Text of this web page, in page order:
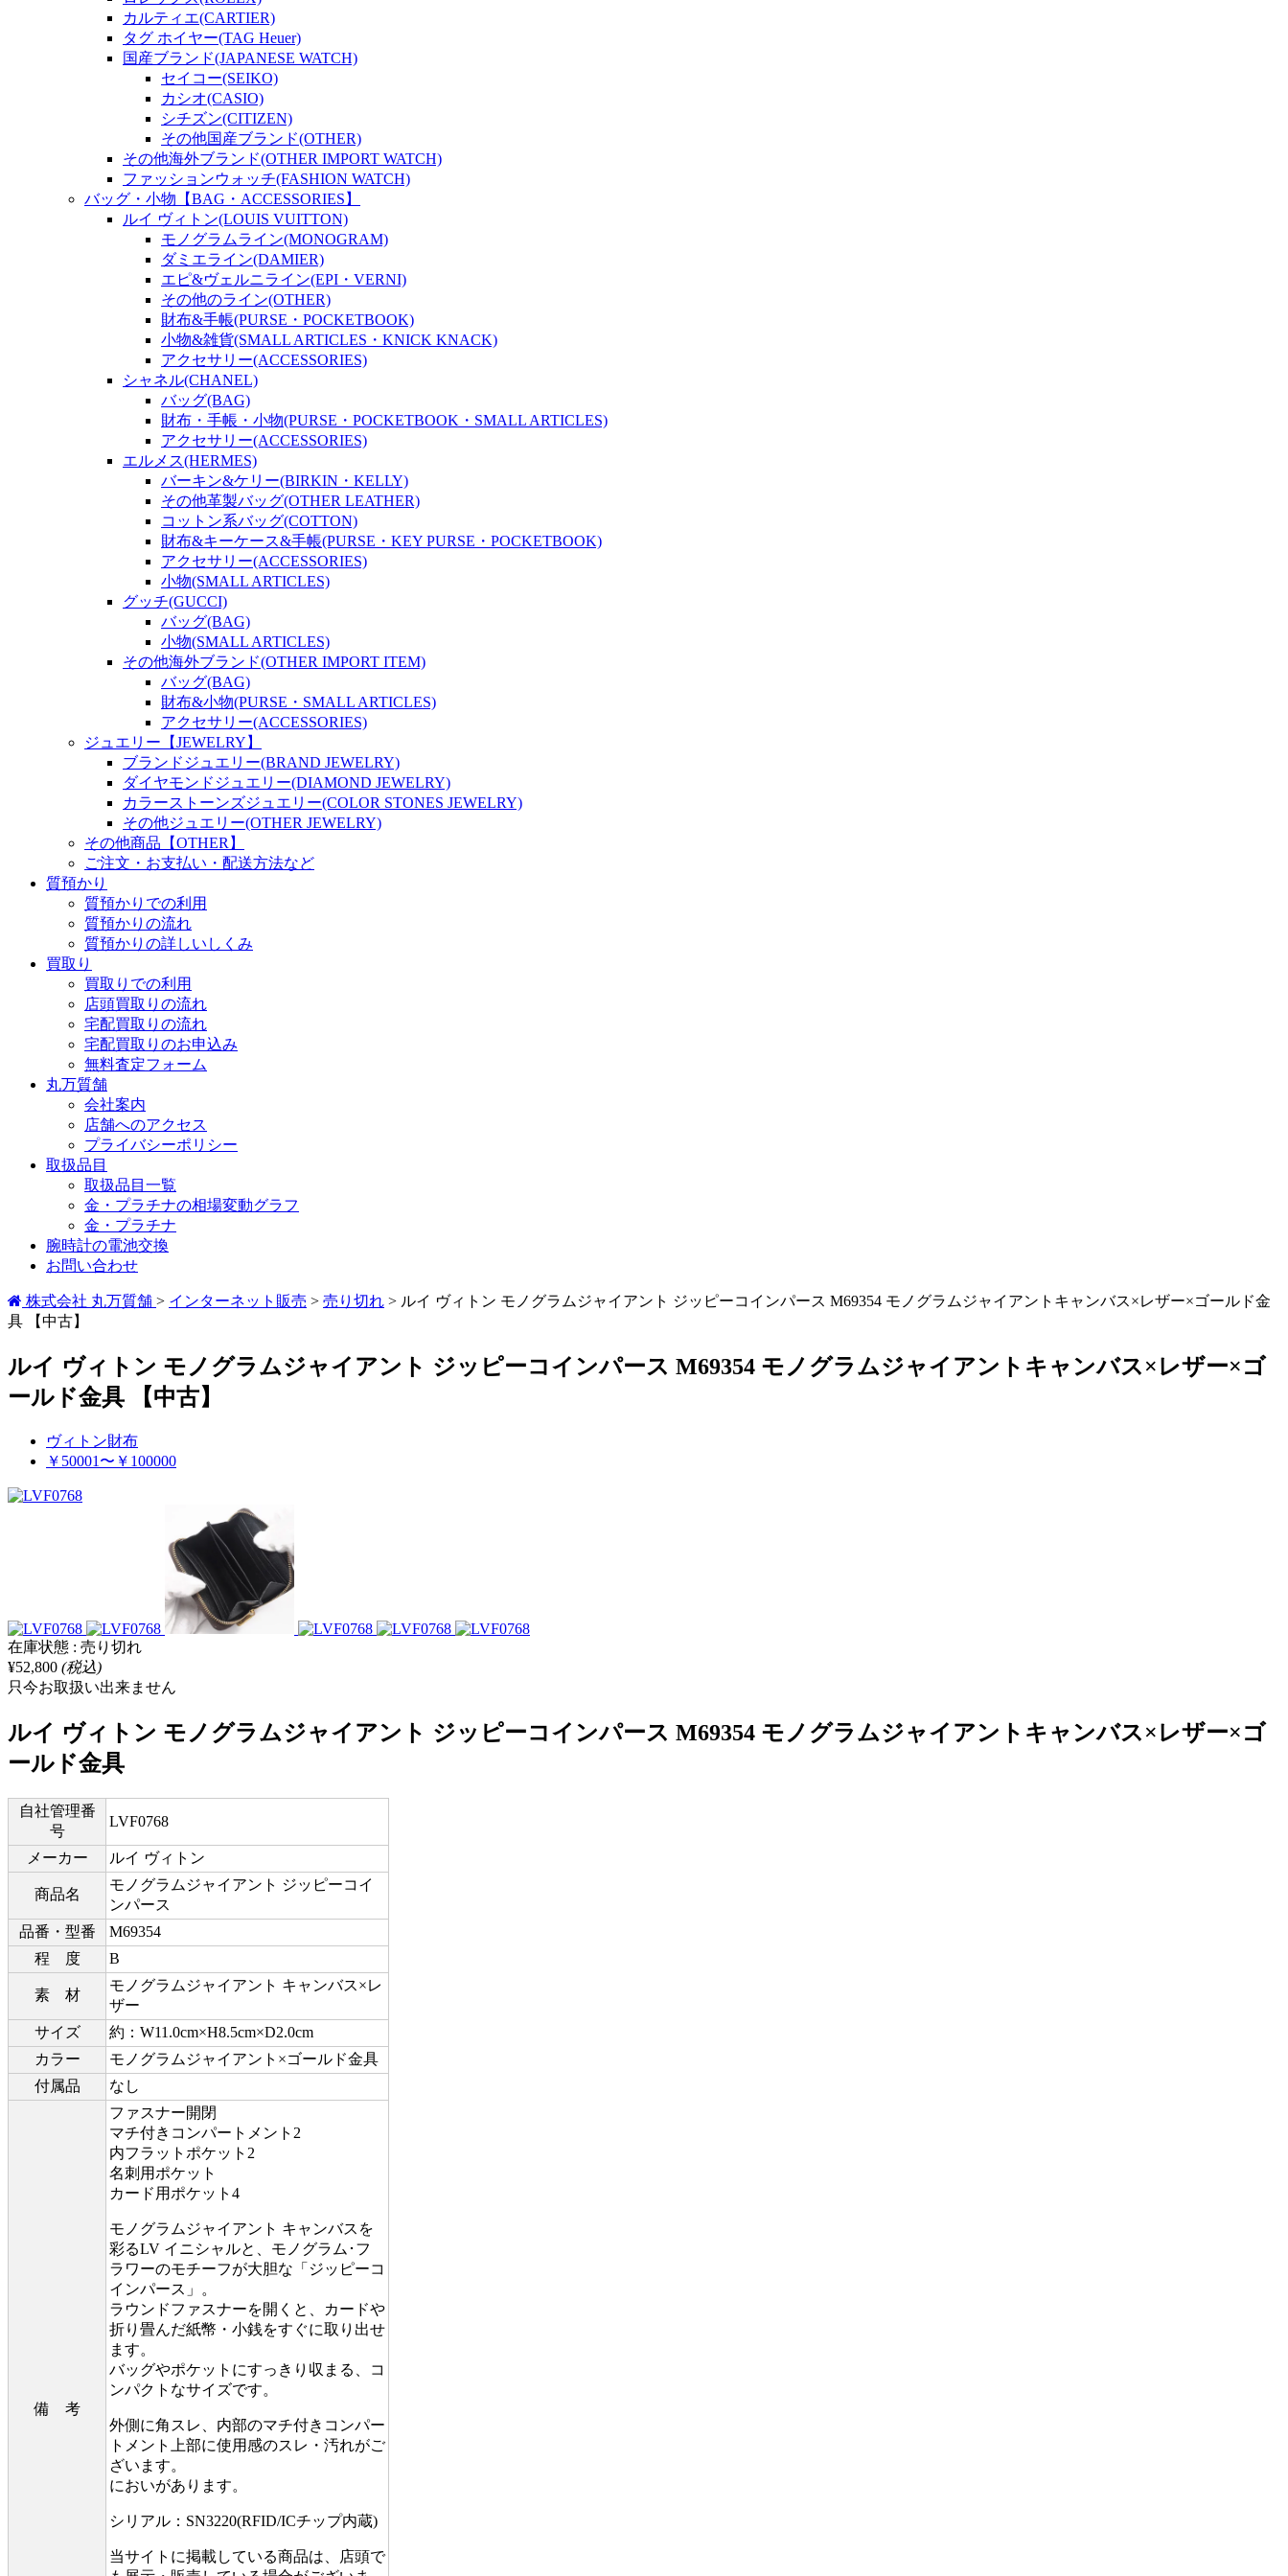
カルティエ(CARTIER)
タグ ホイヤー(TAG Heuer)
国産ブランド(JAPANESE WATCH)
セイコー(SEIKO)
カシオ(CASIO)
シチズン(CITIZEN)
その他国産ブランド(OTHER)
その他海外ブランド(OTHER IMPORT WATCH)
ファッションウォッチ(FASHION WATCH)
バッグ・小物【BAG・ACCESSORIES】
ルイ ヴィトン(LOUIS VUITTON)
モノグラムライン(MONOGRAM)
ダミエライン(DAMIER)
エピ&ヴェルニライン(EPI・VERNI)
その他のライン(OTHER)
財布&手帳(PURSE・POCKETBOOK)
小物&雑貨(SMALL ARTICLES・KNICK KNACK)
アクセサリー(ACCESSORIES)
シャネル(CHANEL)
バッグ(BAG)
財布・手帳・小物(PURSE・POCKETBOOK・SMALL ARTICLES)
アクセサリー(ACCESSORIES)
エルメス(HERMES)
バーキン&ケリー(BIRKIN・KELLY)
その他革製バッグ(OTHER LEATHER)
コットン系バッグ(COTTON)
財布&キーケース&手帳(PURSE・KEY PURSE・POCKETBOOK)
アクセサリー(ACCESSORIES)
小物(SMALL ARTICLES)
グッチ(GUCCI)
バッグ(BAG)
小物(SMALL ARTICLES)
その他海外ブランド(OTHER IMPORT ITEM)
バッグ(BAG)
財布&小物(PURSE・SMALL ARTICLES)
アクセサリー(ACCESSORIES)
ジュエリー【JEWELRY】
ブランドジュエリー(BRAND JEWELRY)
ダイヤモンドジュエリー(DIAMOND JEWELRY)
カラーストーンズジュエリー(COLOR STONES JEWELRY)
その他ジュエリー(OTHER JEWELRY)
その他商品【OTHER】
ご注文・お支払い・配送方法など
質預かり
質預かりでの利用
質預かりの流れ
質預かりの詳しいしくみ
買取り
買取りでの利用
店頭買取りの流れ
宅配買取りの流れ
宅配買取りのお申込み
無料査定フォーム
丸万質舗
会社案内
店舗へのアクセス
プライバシーポリシー
取扱品目
取扱品目一覧
金・プラチナの相場変動グラフ
金・プラチナ
腕時計の電池交換
お問い合わせ
株式会社 丸万質舗 > インターネット販売 > 売り切れ > ルイ ヴィトン モノグラムジャイアント ジッピーコインパース M69354 モノグラムジャイアントキャンバス×レザー×ゴールド金
具 【中古】
ルイ ヴィトン モノグラムジャイアント ジッピーコインパース M69354 モノグラムジャイアントキャンバス×レザー×ゴ
ールド金具 【中古】
ヴィトン財布
￥50001〜￥100000
在庫状態 : 売り切れ
¥52,800 (税込)
只今お取扱い出来ません
ルイ ヴィトン モノグラムジャイアント ジッピーコインパース M69354 モノグラムジャイアントキャンバス×レザー×ゴ
ールド金具
自社管理番
号
LVF0768
メーカー ルイ ヴィトン
商品名
モノグラムジャイアント ジッピーコイ
ンパース
品番・型番
M69354
程 度
B
素 材
モノグラムジャイアント キャンバス×レ
ザー
サイズ
約：W11.0cm×H8.5cm×D2.0cm
カラー
モノグラムジャイアント×ゴールド金具
付属品
なし
備 考
ファスナー開閉
マチ付きコンパートメント2
内フラットポケット2
名刺用ポケット
カード用ポケット4
モノグラムジャイアント キャンバスを
彩るLV イニシャルと、モノグラム･フ
ラワーのモチーフが大胆な「ジッピーコ
インパース」。
ラウンドファスナーを開くと、カードや
折り畳んだ紙幣・小銭をすぐに取り出せ
ます。
バッグやポケットにすっきり収まる、コ
ンパクトなサイズです。
外側に角スレ、内部のマチ付きコンパー
トメント上部に使用感のスレ・汚れがご
ざいます。
においがあります。
シリアル：SN3220(RFID/ICチップ内蔵)
当サイトに掲載している商品は、店頭で